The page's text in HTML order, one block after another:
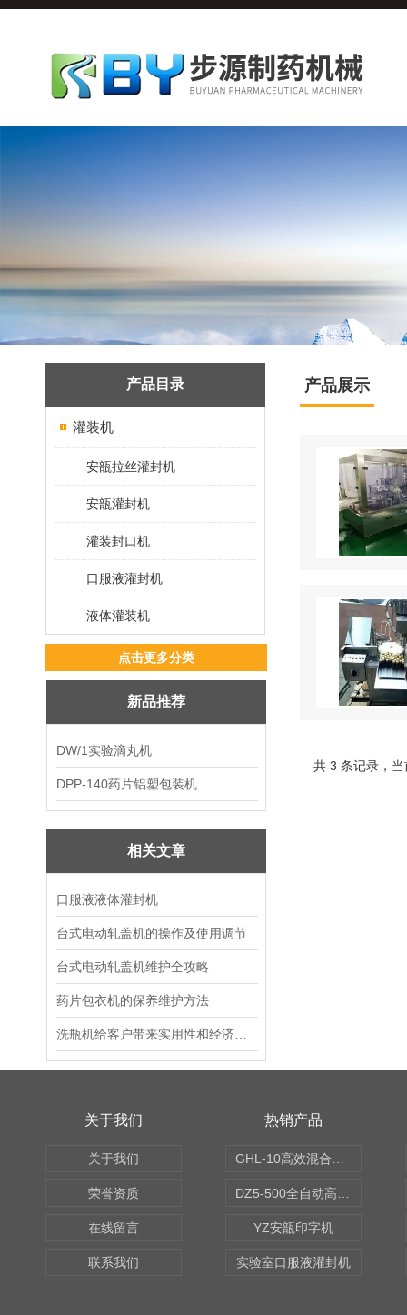
产品目录
灌装机
安瓿拉丝灌封机
安瓿灌封机
灌装封口机
口服液灌封机
液体灌装机
点击更多分类
新品推荐
DW/1实验滴丸机
DPP-140药片铝塑包装机
相关文章
口服液液体灌封机
台式电动轧盖机的操作及使用调节
台式电动轧盖机维护全攻略
药片包衣机的保养维护方法
产品展示
共 3 条记录，
关于我们
关于我们
荣誉资质
在线留言
联系我们
热销产品
YZ安瓿印字机
实验室口服液灌封机